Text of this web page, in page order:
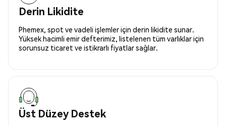
Derin Likidite
Phemex, spot ve vadeli işlemler için derin likidite sunar.
Yüksek hacimli emir defterimiz, listelenen tüm varlıklar için
sorunsuz ticaret ve istikrarlı fiyatlar sağlar.
Üst Düzey Destek